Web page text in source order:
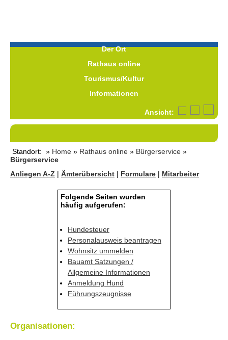
Der Ort
Rathaus online
Tourismus/Kultur
Informationen
Ansicht:
Standort: » Home » Rathaus online » Bürgerservice »
Bürgerservice
Anliegen A-Z | Ämterübersicht | Formulare | Mitarbeiter
Folgende Seiten wurden
häufig aufgerufen:
Hundesteuer
Personalausweis beantragen
Wohnsitz ummelden
Bauamt Satzungen /
Allgemeine Informationen
Anmeldung Hund
Führungszeugnisse
Organisationen: